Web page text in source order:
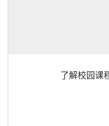
了解校园课